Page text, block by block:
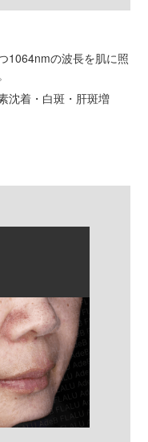
1064nmの波長を肌に照
沈着・白斑・肝斑増